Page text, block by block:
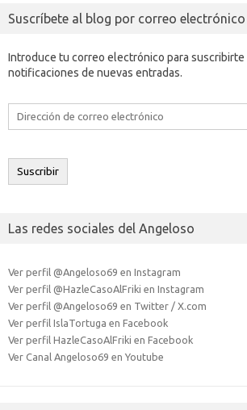
Suscríbete al blog por correo electrónico
Introduce tu correo electrónico para
notificaciones de nuevas entradas.
Dirección
electrónico
Suscribir
Las redes sociales del Angeloso
Ver perfil @Angeloso69 en Instagram
Ver perfil @HazleCasoAlFriki en Instagram
Ver perfil @Angeloso69 en Twitter / X.com
Ver perfil IslaTortuga en Facebook
Ver perfil HazleCasoAlFriki en Facebook
Ver Canal Angeloso69 en Youtube